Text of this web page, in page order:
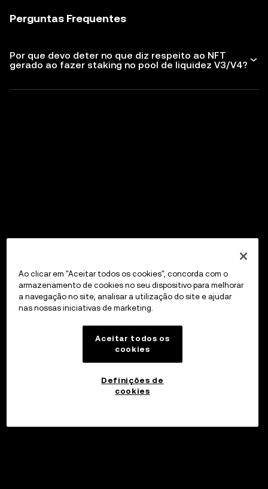
Perguntas Frequentes
Por que devo deter no que diz respeito ao NFT
gerado ao fazer staking no pool de liquidez V3/V4?
Ao clicar em "Aceitar todos os cookies", concorda com o
armazenamento de cookies no seu dispositivo para melhorar
a navegação no site, analisar a utilização do site e ajudar
nas nossas iniciativas de marketing.
Aceitar todos os
cookies
Definições de
cookies